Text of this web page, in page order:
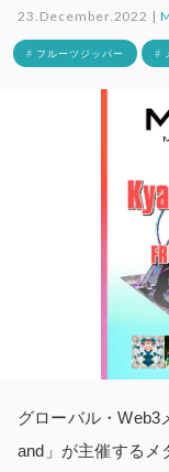
23.December.2022 |
# フルーツジッパー #
グローバル・Web3
and」が主催するメ